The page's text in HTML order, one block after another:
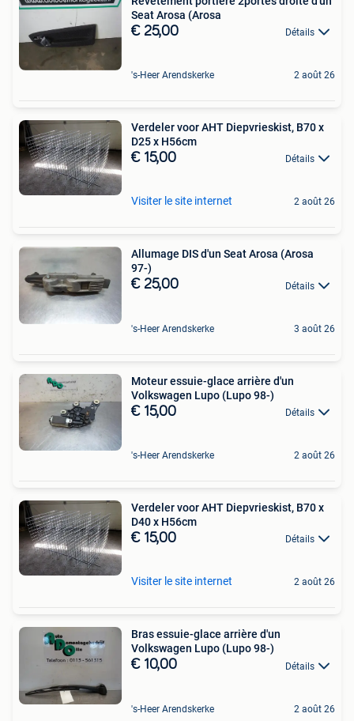
Seat Arosa (Arosa
€ 25,00 Détails
's-Heer Arendskerke 2 août 26
Verdeler voor AHT Diepvrieskist, B70 x
D25 x H56cm
€ 15,00 Détails
Visiter le site internet 2 août 26
Allumage DIS d'un Seat Arosa (Arosa
97-)
€ 25,00 Détails
's-Heer Arendskerke 3 août 26
Moteur essuie-glace arrière d'un
Volkswagen Lupo (Lupo 98-)
€ 15,00 Détails
's-Heer Arendskerke 2 août 26
Verdeler voor AHT Diepvrieskist, B70 x
D40 x H56cm
€ 15,00 Détails
Visiter le site internet 2 août 26
Bras essuie-glace arrière d'un
Volkswagen Lupo (Lupo 98-)
€ 10,00 Détails
's-Heer Arendskerke 2 août 26